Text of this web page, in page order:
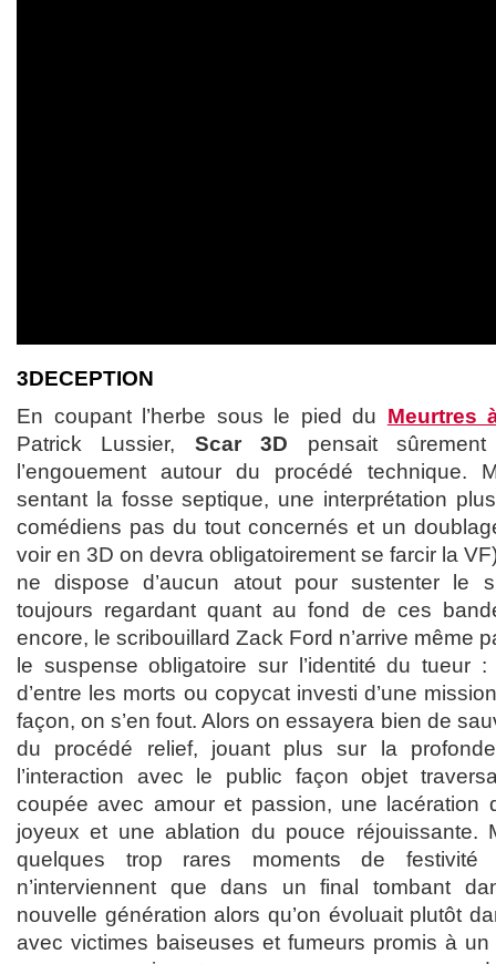
3DECEPTION
En coupant l’herbe sous le pied du Meurtres
Patrick Lussier, Scar 3D pensait
l’engouement autour du procédé technique.
sentant la fosse septique, une interprétation
comédiens pas du tout concernés et un
voir en 3D on devra obligatoirement se farcir la
ne dispose d’aucun atout pour sustenter le
toujours regardant quant au fond de ces
encore, le scribouillard Zack Ford n’arrive même
le suspense obligatoire sur l’identité du tueur :
d’entre les morts ou copycat investi d’une
façon, on s’en fout. Alors on essayera bien de
du procédé relief, jouant plus sur la
l’interaction avec le public façon objet
coupée avec amour et passion, une lacération
joyeux et une ablation du pouce réjouissante.
quelques trop rares moments de
n’interviennent que dans un final tombant
nouvelle génération alors qu’on évoluait plutôt
avec victimes baiseuses et fumeurs promis à